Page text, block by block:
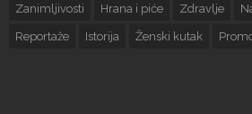
Zanimljivosti Hrana i piće Zdravlje
Reportaže Istorija Ženski kutak